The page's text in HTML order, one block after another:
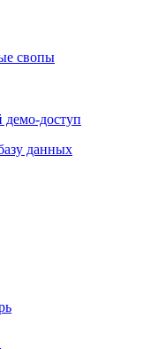
свопы
демо-доступ
данных